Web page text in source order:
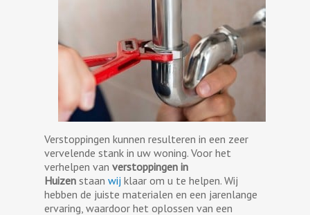
Verstoppingen kunnen resulteren in een zeer
vervelende stank in uw woning. Voor het
verhelpen van verstoppingen in
Huizen staan wij klaar om u te helpen. Wij
hebben de juiste materialen en een jarenlange
ervaring, waardoor het oplossen van een